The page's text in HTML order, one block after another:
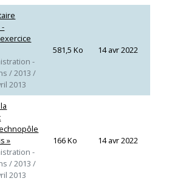
-
/ 2013 /
2013
581,5 Ko 14 avr 2022
»
-
/ 2013 /
2013
166 Ko 14 avr 2022